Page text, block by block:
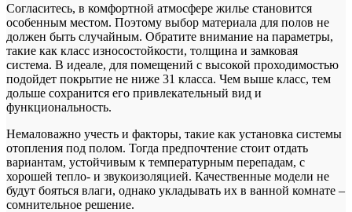
Согласитесь, в комфортной атмосфере жилье становится
особенным местом. Поэтому выбор материала для полов не
должен быть случайным. Обратите внимание на параметры,
такие как класс износостойкости, толщина и замковая
система. В идеале, для помещений с высокой проходимостью
подойдет покрытие не ниже 31 класса. Чем выше класс, тем
дольше сохранится его привлекательный вид и
функциональность.
Немаловажно учесть и факторы, такие как установка системы
отопления под полом. Тогда предпочтение стоит отдать
вариантам, устойчивым к температурным перепадам, с
хорошей тепло- и звукоизоляцией. Качественные модели не
будут бояться влаги, однако укладывать их в ванной комнате –
сомнительное решение.